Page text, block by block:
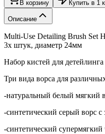
В корзину Купить в 1
Описание
Multi-Use Detailing Brush Set
3х штук, диаметр 24мм
Набор кистей для
Три вида ворса для
-натуральный белый мягкий
-синтетический серый ворс
-синтетический